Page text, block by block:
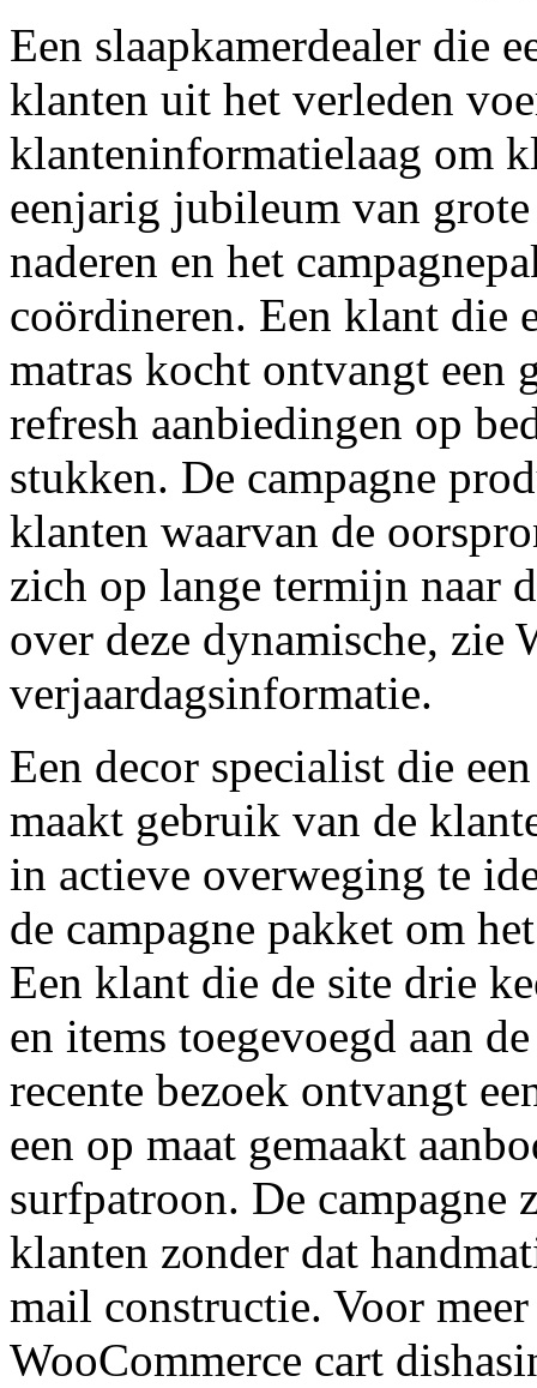
Een slaapkamerdealer die
klanten uit het verleden
klanteninformatielaag om
eenjarig jubileum van
naderen en het
coördineren. Een klant die
matras kocht ontvangt een
refresh aanbiedingen op
stukken. De campagne
klanten waarvan de
zich op lange termijn naar
over deze dynamische, zie
verjaardagsinformatie.
Een decor specialist die
maakt gebruik van de
in actieve overweging te
de campagne pakket om
Een klant die de site drie
en items toegevoegd aan
recente bezoek ontvangt
een op maat gemaakt
surfpatroon. De campagne
klanten zonder dat
mail constructie. Voor
WooCommerce cart